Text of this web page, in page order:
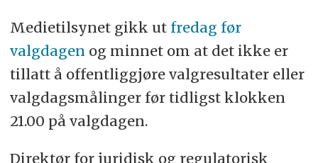
Medietilsynet gikk ut fredag før
valgdagen og minnet om at det ikke er
tillatt å offentliggjøre valgresultater eller
valgdagsmålinger før tidligst klokken
21.00 på valgdagen.
Direktør for juridisk og regulatorisk